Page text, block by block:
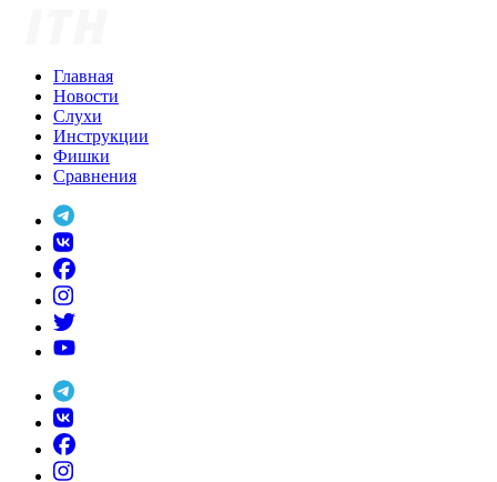
Главная
Новости
Слухи
Инструкции
Фишки
Сравнения